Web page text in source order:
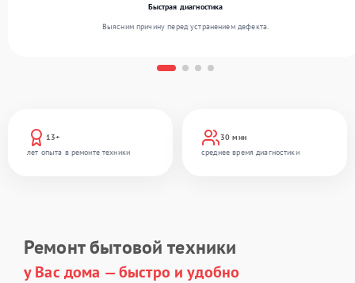
13+
лет опыта в ремонте техники
30 мин
среднее время диагностики
Быстрая диагностика
Выясним причину перед устранением дефекта.
Ремонт бытовой техники
у Вас дома — быстро и удобно